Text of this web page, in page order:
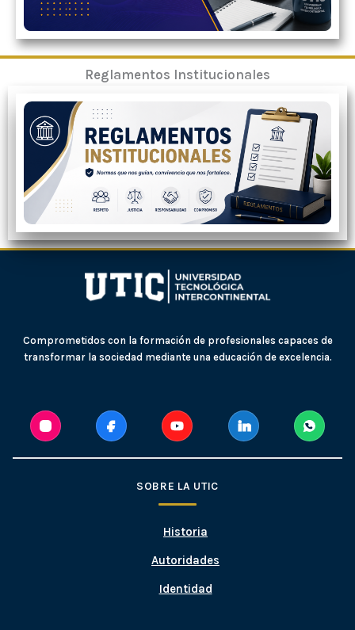
Reglamentos Institucionales
Comprometidos con la formación de profesionales capaces de
transformar la sociedad mediante una educación de excelencia.
SOBRE LA UTIC
Historia
Autoridades
Identidad